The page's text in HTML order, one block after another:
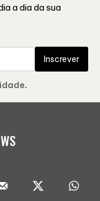
a dia da sua
Inscrever
.